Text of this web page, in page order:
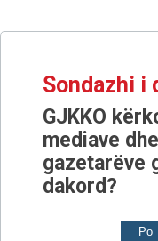
Sondazhi i
GJKKO
mediave
gazetarëve
dakord?
Po